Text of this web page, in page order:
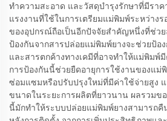
ทำความสะอาด และวัสดุบำรุงรักษาที่มีราค
แรงงานที่ใช้ในการเตรียมแม่พิมพ์ระหว่าง
ของอุปกรณ์ถือเป็นอีกปัจจัยสำคัญหนึ่งที่ช่ว
ป้องกันจากสารปล่อยแม่พิมพ์ยางจะช่วยป้อ
และสารตกค้างทางเคมีที่อาจทำให้แม่พิมพ์มี
การป้องกันนี้ช่วยยืดอายุการใช้งานของแม่
ซ่อมแซมหรือปรับปรุงใหม่ที่มีค่าใช้จ่ายสูง
ขนาดในระยะการผลิตที่ยาวนาน ผลรวมข
นี้มักทำให้ระบบปล่อยแม่พิมพ์ยางสามารถ